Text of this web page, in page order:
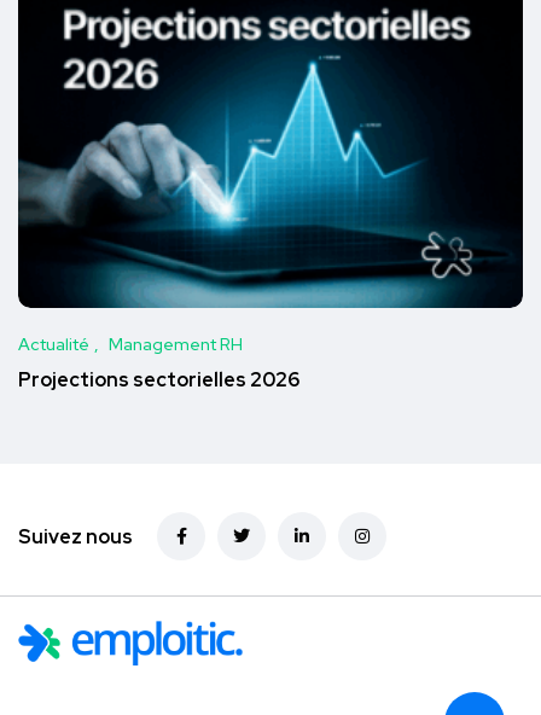
Actualité Management RH
Projections sectorielles 2026
Suivez nous